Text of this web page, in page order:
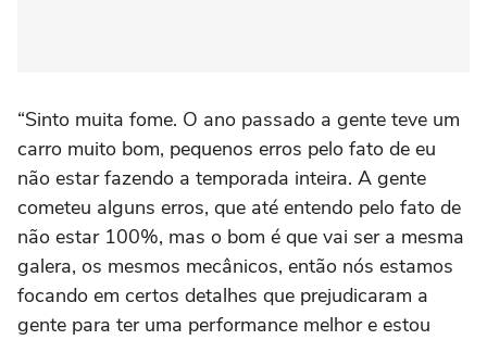
“Sinto muita fome. O ano passado a gente teve um
carro muito bom, pequenos erros pelo fato de eu
não estar fazendo a temporada inteira. A gente
cometeu alguns erros, que até entendo pelo fato de
não estar 100%, mas o bom é que vai ser a mesma
galera, os mesmos mecânicos, então nós estamos
focando em certos detalhes que prejudicaram a
gente para ter uma performance melhor e estou